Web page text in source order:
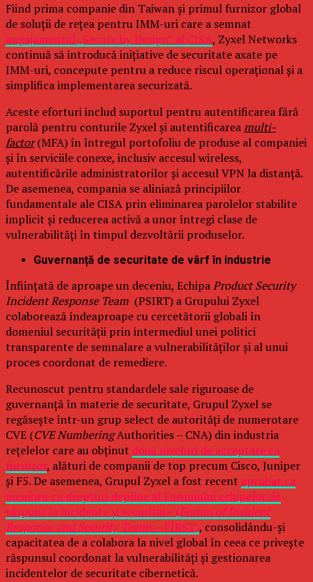
Fiind prima companie din Taiwan și primul furnizor global
de soluții de rețea pentru IMM-uri care a semnat
angajamentul „Secure by Design” al CISA, Zyxel Networks
continuă să introducă inițiative de securitate axate pe
IMM-uri, concepute pentru a reduce riscul operațional și a
simplifica implementarea securizată.
Aceste eforturi includ suportul pentru autentificarea fără
parolă pentru conturile Zyxel și autentificareamulti-
factor(MFA) în întregul portofoliu de produse al companiei
și în serviciile conexe, inclusiv accesul wireless,
autentificările administratorilor și accesul VPN la distanță.
De asemenea, compania se aliniază principiilor
fundamentale ale CISA prin eliminarea parolelor stabilite
implicit și reducerea activă a unor întregi clase de
vulnerabilități în timpul dezvoltării produselor.
Guvernanță de securitate de vârf în industrie
Înființată de aproape un deceniu, EchipaProduct Security
Incident Response Team (PSIRT) a Grupului Zyxel
colaborează îndeaproape cu cercetătorii globali în
domeniul securității prin intermediul unei politici
transparente de semnalare a vulnerabilităților și al unui
proces coordonat de remediere.
Recunoscut pentru standardele sale riguroase de
guvernanță în materie de securitate, Grupul Zyxel se
regăsește într-un grup select de autorități de numerotare
CVE (CVE NumberingAuthorities – CNA) din industria
rețelelor care au obținut două niveluri de acceptare ca
furnizor, alături de companii de top precum Cisco, Juniper
și F5. De asemenea, Grupul Zyxel a fost recent aprobat ca
membru cu drepturi depline al Forumului echipelor de
răspuns la incidente și securitate (Forum of Incident
Response and Security Teams –FIRST), consolidându-și
capacitatea de a colabora la nivel global în ceea ce privește
răspunsul coordonat la vulnerabilități și gestionarea
incidentelor de securitate cibernetică.